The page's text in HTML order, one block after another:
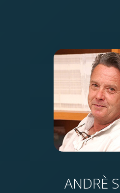
ANDRÈ